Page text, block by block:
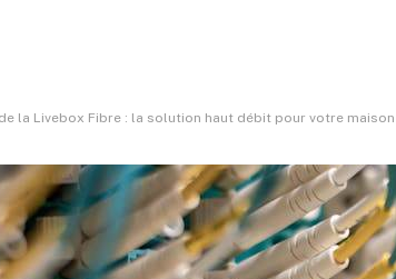
la Livebox Fibre : la solution haut débit pour votre maison